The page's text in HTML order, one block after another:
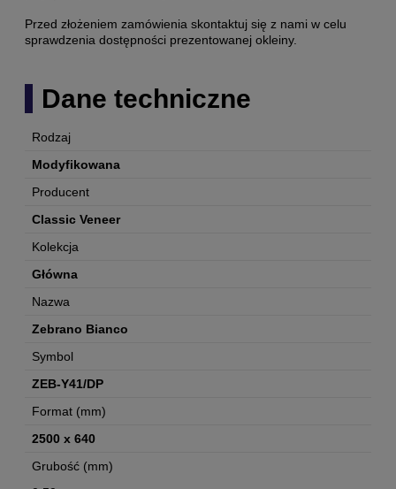
Przed złożeniem zamówienia skontaktuj się z nami w celu
sprawdzenia dostępności prezentowanej okleiny.
Dane techniczne
Rodzaj
Modyfikowana
Producent
Classic Veneer
Kolekcja
Główna
Nazwa
Zebrano Bianco
Symbol
ZEB-Y41/DP
Format (mm)
2500 x 640
Grubość (mm)